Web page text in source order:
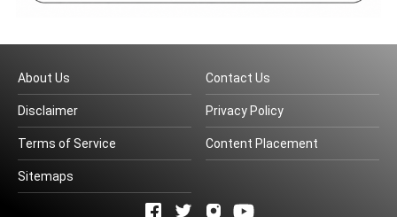
About Us Contact Us
Disclaimer Privacy Policy
Terms of Service Content Placement
Sitemaps